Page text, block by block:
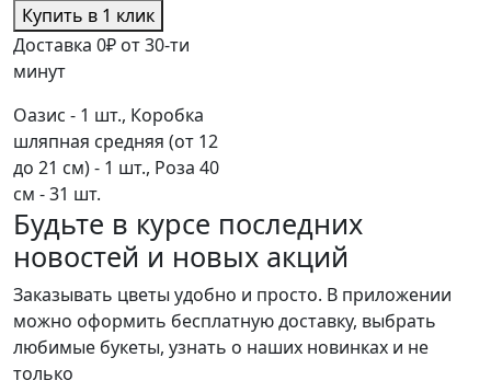
Купить в 1 клик
Доставка 0₽ от 30-ти
минут
Оазис - 1 шт., Коробка
шляпная средняя (от 12
до 21 см) - 1 шт., Роза 40
см - 31 шт.
Будьте в курсе последних
новостей и новых акций
Заказывать цветы удобно и просто. В приложении
можно оформить бесплатную доставку, выбрать
любимые букеты, узнать о наших новинках и не
только